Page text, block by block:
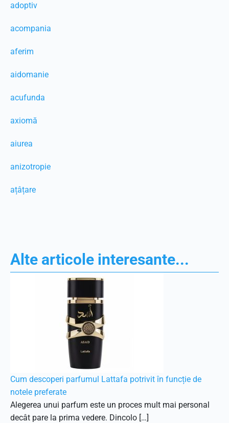
adoptiv
acompania
aferim
aidomanie
acufunda
axiomă
aiurea
anizotropie
ațâțare
Alte articole interesante...
Cum descoperi parfumul Lattafa potrivit în funcție de
notele preferate
Alegerea unui parfum este un proces mult mai personal
decât pare la prima vedere. Dincolo […]